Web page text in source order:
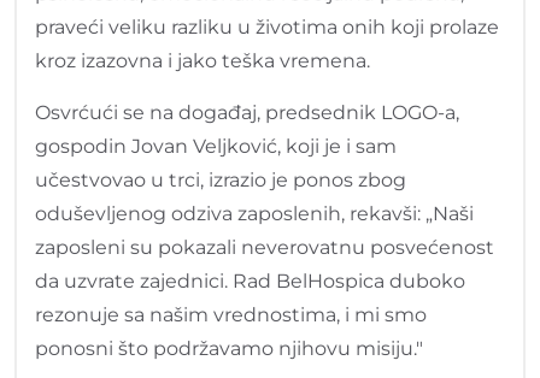
praveći veliku razliku u životima onih koji prolaze
kroz izazovna i jako teška vremena.
Osvrćući se na događaj, predsednik LOGO-a,
gospodin Jovan Veljković, koji je i sam
učestvovao u trci, izrazio je ponos zbog
oduševljenog odziva zaposlenih, rekavši: „Naši
zaposleni su pokazali neverovatnu posvećenost
da uzvrate zajednici. Rad BelHospica duboko
rezonuje sa našim vrednostima, i mi smo
ponosni što podržavamo njihovu misiju."